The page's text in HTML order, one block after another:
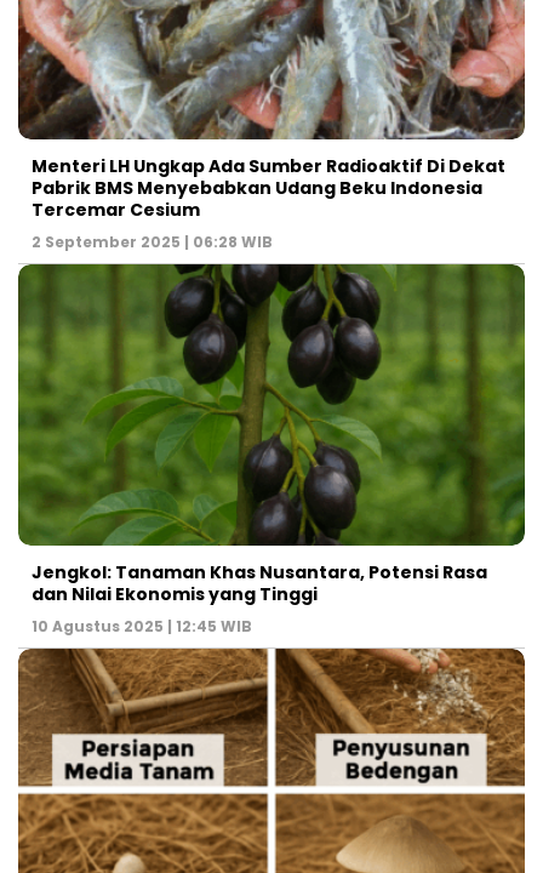
Menteri LH Ungkap Ada Sumber Radioaktif Di Dekat
Pabrik BMS Menyebabkan Udang Beku Indonesia
Tercemar Cesium
2 September 2025 | 06:28 WIB
Jengkol: Tanaman Khas Nusantara, Potensi Rasa
dan Nilai Ekonomis yang Tinggi
10 Agustus 2025 | 12:45 WIB